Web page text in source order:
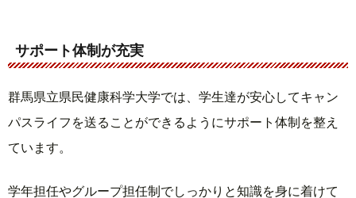
サポート体制が充実
群馬県立県民健康科学大学では、学生達が安心してキャン
パスライフを送ることができるようにサポート体制を整え
ています。
学年担任やグループ担任制でしっかりと知識を身に着けて